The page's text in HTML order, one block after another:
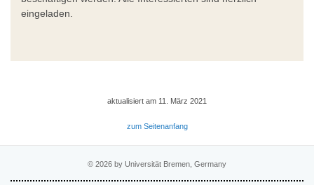
eingeladen.
aktualisiert am 11. März 2021
zum Seitenanfang
© 2026 by Universität Bremen, Germany